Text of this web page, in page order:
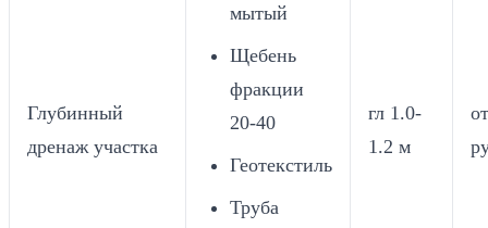
Глубинный
дренаж участка
мытый
Щебень
фракции
20-40
Геотекстиль
Труба
гл 1.0-
1.2 м